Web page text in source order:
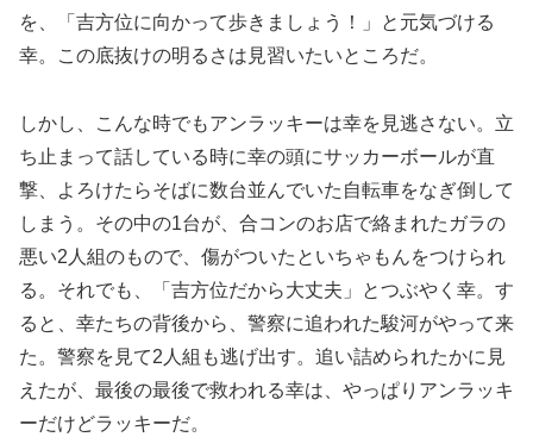
を、「吉方位に向かって歩きましょう！」と元気づける
幸。この底抜けの明るさは見習いたいところだ。
しかし、こんな時でもアンラッキーは幸を見逃さない。立
ち止まって話している時に幸の頭にサッカーボールが直
撃、よろけたらそばに数台並んでいた自転車をなぎ倒して
しまう。その中の1台が、合コンのお店で絡まれたガラの
悪い2人組のもので、傷がついたといちゃもんをつけられ
る。それでも、「吉方位だから大丈夫」とつぶやく幸。す
ると、幸たちの背後から、警察に追われた駿河がやって来
た。警察を見て2人組も逃げ出す。追い詰められたかに見
えたが、最後の最後で救われる幸は、やっぱりアンラッキ
ーだけどラッキーだ。